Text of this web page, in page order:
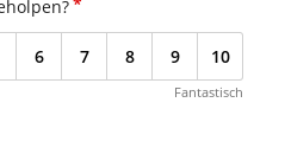
6 7 8 9 10
Fantastisch